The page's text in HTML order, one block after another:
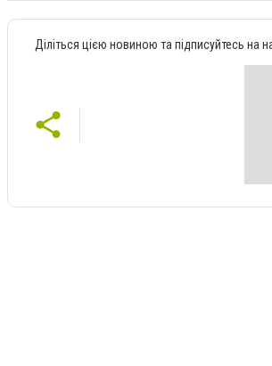
Діліться цією новиною та підписуйтесь на